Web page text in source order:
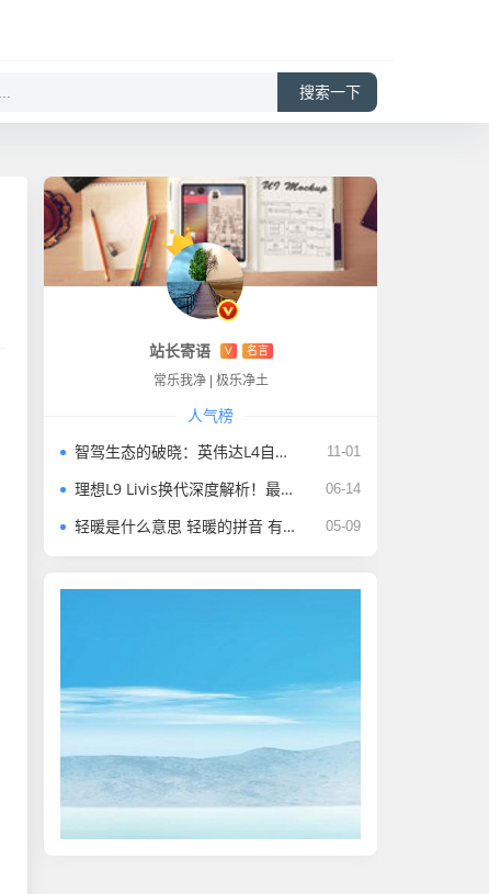
搜索一下
站长寄语 V 名言
常乐我净 极乐净土
人气榜
智驾生态的破晓：英伟达L4自动驾驶官宣背后的技术革命与行业重构 11-01
理想L9 Livis换代深度解析！最打动用户的核心升级与体验质变 06-14
轻暖是什么意思 轻暖的拼音 有关轻暖的历史记载 05-09